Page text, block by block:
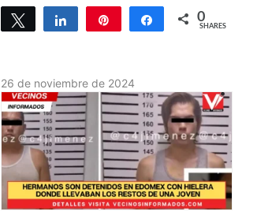
Tweet Share Share 0
SHARES
26 de noviembre de 2024